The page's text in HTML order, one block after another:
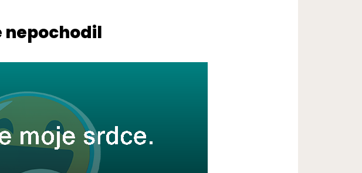
nepochodil